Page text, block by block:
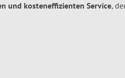
und kosteneffizienten Service,